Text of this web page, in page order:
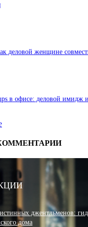
деловой женщине
в офисе: деловой имидж и
истинных джентльменов:
дома